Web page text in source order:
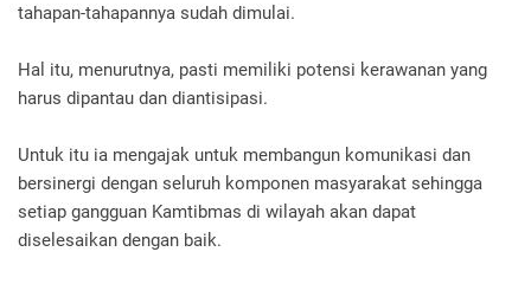
tahapan-tahapannya sudah dimulai.
Hal itu, menurutnya, pasti memiliki potensi kerawanan yang
harus dipantau dan diantisipasi.
Untuk itu ia mengajak untuk membangun komunikasi dan
bersinergi dengan seluruh komponen masyarakat sehingga
setiap gangguan Kamtibmas di wilayah akan dapat
diselesaikan dengan baik.